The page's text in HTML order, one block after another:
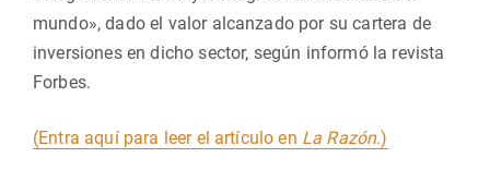
mundo», dado el valor alcanzado por su cartera de
inversiones en dicho sector, según informó la revista
Forbes.
(Entra aquí para leer el artículo en La Razón.)